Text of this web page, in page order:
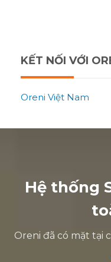
KẾT NỐI VỚI
Oreni Việt Nam
Hệ thống
Oreni đã có mặt tại